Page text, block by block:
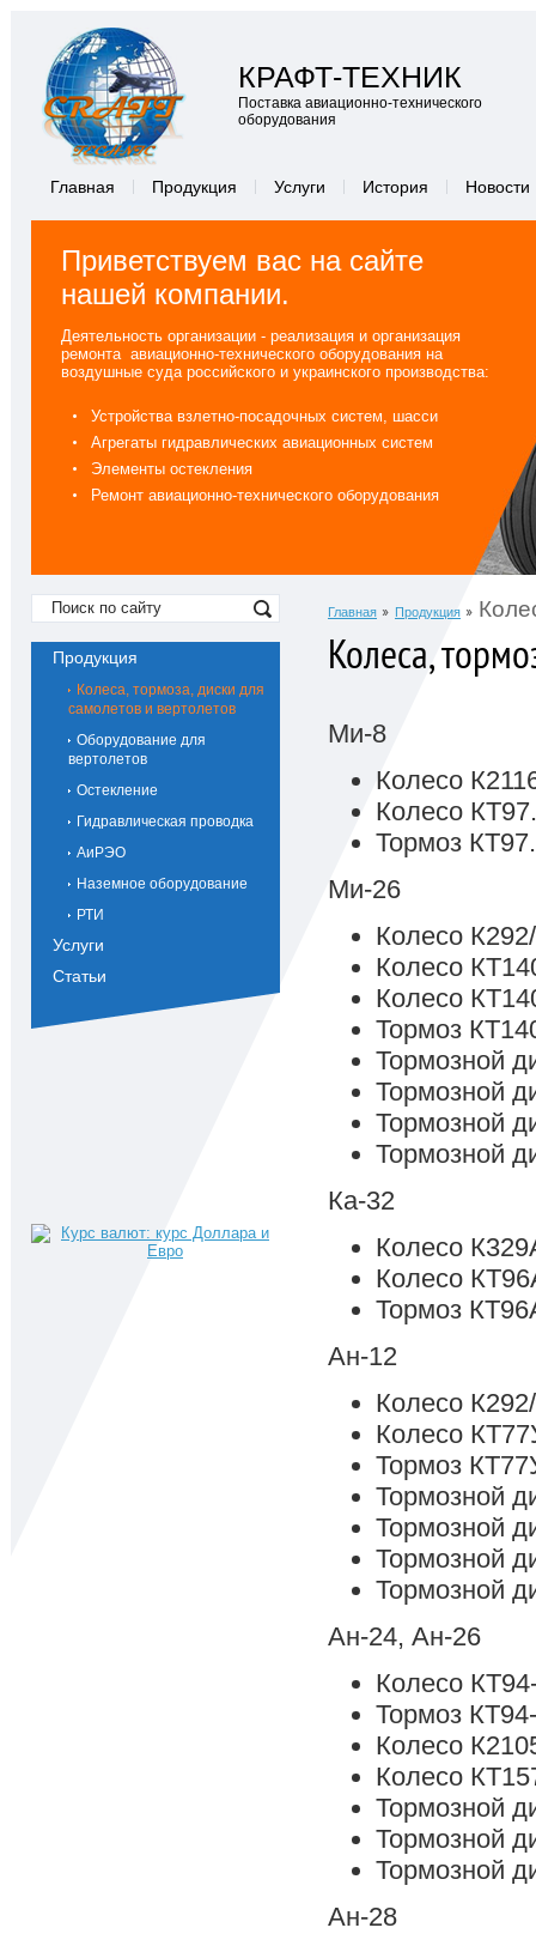
КРАФТ-ТЕХНИК
Поставка авиационно-технического
оборудования
Главная Продукция Услуги История Новости
Приветствуем вас на сайте
нашей компании.
Деятельность организации - реализация и организация
ремонта авиационно-технического оборудования на
воздушные суда российского и украинского производства:
Устройства взлетно-посадочных систем, шасси
Агрегаты гидравлических авиационных систем
Элементы остекления
Ремонт авиационно-технического оборудования
Главная Продукция
Колеса,
Ми-8
Колесо
Колесо
Тормоз
Ми-26
Колесо
Колесо
Колесо
Тормоз
Тормозной
Тормозной
Тормозной
Тормозной
Ка-32
Колесо
Колесо
Тормоз
Ан-12
Колесо
Колесо
Тормоз
Тормозной
Тормозной
Тормозной
Тормозной
Ан-24, Ан-26
Колесо
Тормоз
Колесо
Колесо
Тормозной
Тормозной
Тормозной
Ан-28
Продукция
Колеса, тормоза, диски для
самолетов и вертолетов
Оборудование для
вертолетов
Остекление
Гидравлическая проводка
АиРЭО
Наземное оборудование
РТИ
Услуги
Статьи